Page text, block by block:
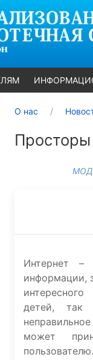
О нас
Интернет –
информации,
детей,
может
пользователю.